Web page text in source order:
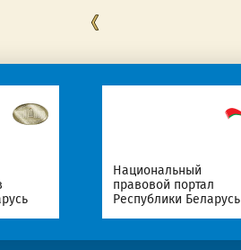
Национальный
правовой портал
Республики Беларусь